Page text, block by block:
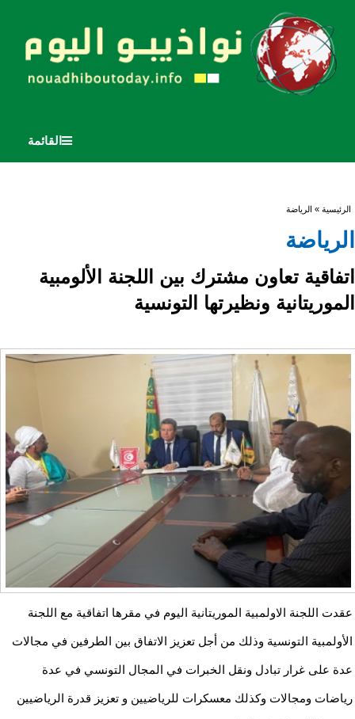
القائمة
أنت هنا
الرئيسية » الرياضة
الرياضة
اتفاقية تعاون مشترك بين اللجنة الألومبية
الموريتانية ونظيرتها التونسية
عقدت اللجنة الاولمبية الموريتانية اليوم في مقرها اتفاقية مع اللجنة
الأولمبية التونسية وذلك من أجل تعزيز الاتفاق بين الطرفين في مجالات
عدة على غرار تبادل ونقل الخبرات في المجال التونسي في عدة
رياضات ومجالات وكذلك معسكرات للرياضيين و تعزيز قدرة الرياضيين